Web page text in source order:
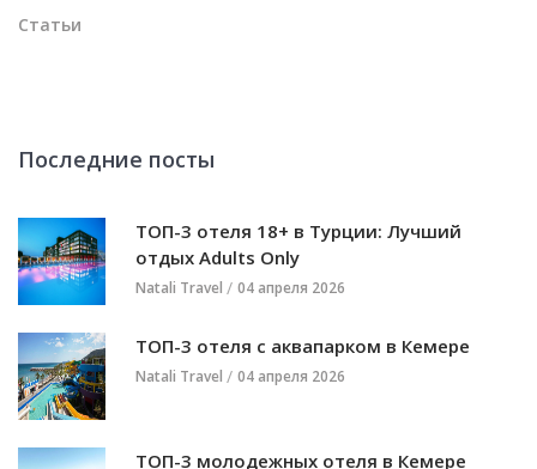
Статьи
Последние посты
ТОП-3 отеля 18+ в Турции: Лучший
отдых Adults Only
Natali Travel 04 апреля 2026
ТОП-3 отеля с аквапарком в Кемере
Natali Travel 04 апреля 2026
ТОП-3 молодежных отеля в Кемере